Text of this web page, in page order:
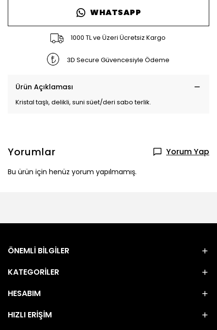
WHATSAPP
1000 TL ve Üzeri Ücretsiz Kargo
3D Secure Güvencesiyle Ödeme
Ürün Açıklaması
Kristal taşlı, delikli, suni süet/deri sabo terlik.
Yorumlar Yorum Yap
Bu ürün için henüz yorum yapılmamış.
ÖNEMLİ BİLGİLER
KATEGORİLER
HESABIM
HIZLI ERİŞİM